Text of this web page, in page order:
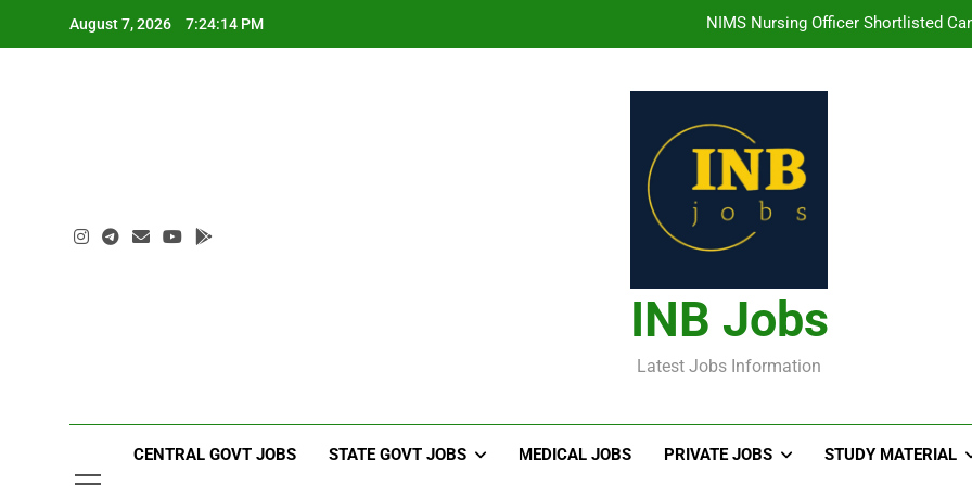
August 7, 2026 7:24:15 PM తిరుమల తిరుపతి దేవస్థానం సంస్థలో
NIMS Nursing Officer Shortlisted
తిరుమల తిరుపతి దేవస్థానం సంస్థలో ఉద్యోగాలు
INB Jobs
Latest Jobs Information
CENTRAL GOVT JOBS STATE GOVT JOBS MEDICAL JOBS PRIVATE JOBS STUDY MATERIAL